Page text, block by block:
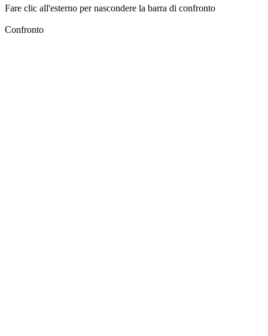
Fare clic all'esterno per nascondere la barra di confronto
Confronto